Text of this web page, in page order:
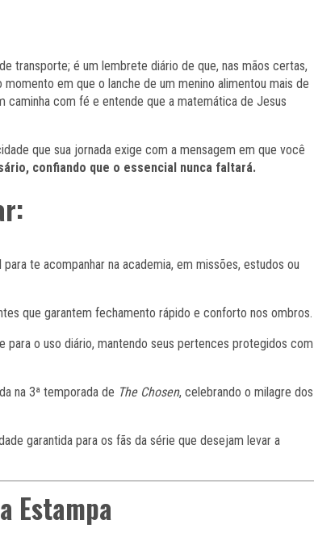
transporte; é um lembrete diário de que, nas mãos certas,
em que o lanche de um menino alimentou mais de
caminha com fé e entende que a matemática de Jesus
que sua jornada exige com a mensagem em que você
confiando que o essencial nunca faltará.
te acompanhar na academia, em missões, estudos ou
que garantem fechamento rápido e conforto nos ombros.
para o uso diário, mantendo seus pertences protegidos com
na 3ª temporada de The Chosen, celebrando o milagre dos
garantida para os fãs da série que desejam levar a
Estampa